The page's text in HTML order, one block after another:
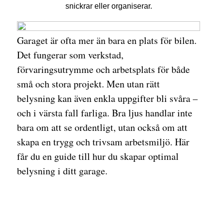
snickrar eller organiserar.
Garaget är ofta mer än bara en plats för bilen.
Det fungerar som verkstad,
förvaringsutrymme och arbetsplats för både
små och stora projekt. Men utan rätt
belysning kan även enkla uppgifter bli svåra –
och i värsta fall farliga. Bra ljus handlar inte
bara om att se ordentligt, utan också om att
skapa en trygg och trivsam arbetsmiljö. Här
får du en guide till hur du skapar optimal
belysning i ditt garage.